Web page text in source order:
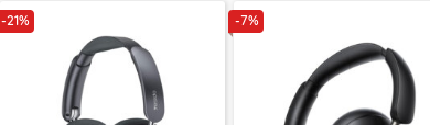
-21% -7%